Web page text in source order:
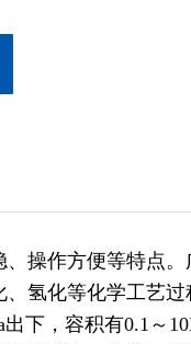
操作方便等特点。
氢化等化学工艺
出下，容积有0.1 ～